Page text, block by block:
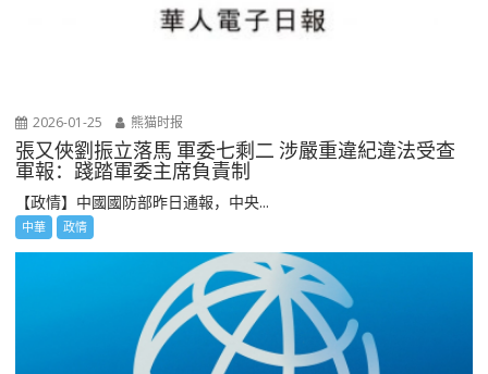
2026-01-25 熊猫时报
張又俠劉振立落馬 軍委七剩二 涉嚴重違紀違法受查
軍報：踐踏軍委主席負責制
【政情】中國國防部昨日通報，中央...
中華 政情